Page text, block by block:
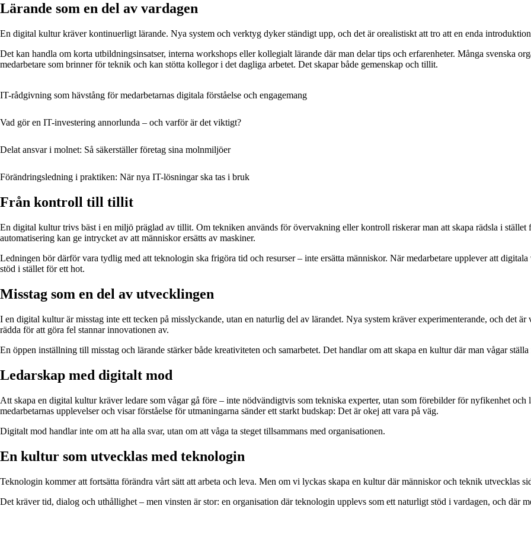
Lärande som en del av vardagen
En digital kultur kräver kontinuerligt lärande. Nya system och verktyg dyker ständigt upp, och det är orealistiskt att tro att en enda
Det kan handla om korta utbildningsinsatser, interna workshops eller kollegialt lärande där man delar tips och erfarenheter. Många svenska
medarbetare som brinner för teknik och kan stötta kollegor i det dagliga arbetet. Det skapar både gemenskap och tillit.
IT-rådgivning som hävstång för medarbetarnas digitala förståelse och engagemang
Vad gör en IT-investering annorlunda – och varför är det viktigt?
Delat ansvar i molnet: Så säkerställer företag sina molnmiljöer
Förändringsledning i praktiken: När nya IT-lösningar ska tas i bruk
Från kontroll till tillit
En digital kultur trivs bäst i en miljö präglad av tillit. Om tekniken används för övervakning eller kontroll riskerar man att skapa rädsla i stället
automatisering kan ge intrycket av att människor ersätts av maskiner.
Ledningen bör därför vara tydlig med att teknologin ska frigöra tid och resurser – inte ersätta människor. När medarbetare upplever att
stöd i stället för ett hot.
Misstag som en del av utvecklingen
I en digital kultur är misstag inte ett tecken på misslyckande, utan en naturlig del av lärandet. Nya system kräver experimenterande, och det
rädda för att göra fel stannar innovationen av.
En öppen inställning till misstag och lärande stärker både kreativiteten och samarbetet. Det handlar om att skapa en kultur där man vågar
Ledarskap med digitalt mod
Att skapa en digital kultur kräver ledare som vågar gå före – inte nödvändigtvis som tekniska experter, utan som förebilder för nyfikenhet och
medarbetarnas upplevelser och visar förståelse för utmaningarna sänder ett starkt budskap: Det är okej att vara på väg.
Digitalt mod handlar inte om att ha alla svar, utan om att våga ta steget tillsammans med organisationen.
En kultur som utvecklas med teknologin
Teknologin kommer att fortsätta förändra vårt sätt att arbeta och leva. Men om vi lyckas skapa en kultur där människor och teknik utvecklas
Det kräver tid, dialog och uthållighet – men vinsten är stor: en organisation där teknologin upplevs som ett naturligt stöd i vardagen, och där